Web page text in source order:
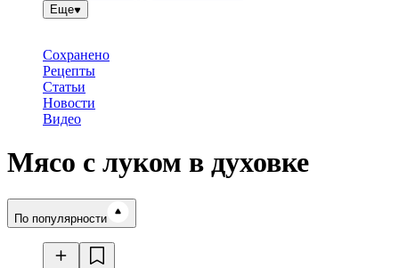
Еще
Сохранено
Рецепты
Статьи
Новости
Видео
Мясо с луком в духовке
Время готовки
По популярности